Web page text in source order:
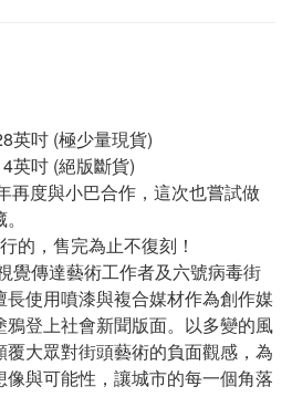
英吋 (極少量現貨)
英吋 (絕版斷貨)
再度與小巴合作，這次也嘗試做
的，售完為止不復刻！
覺傳達藝術工作者及六號病毒街
使用噴漆與複合媒材作為創作媒
登上社會新聞版面。以多變的風
大眾對街頭藝術的負面觀感，為
與可能性，讓城市的每一個角落